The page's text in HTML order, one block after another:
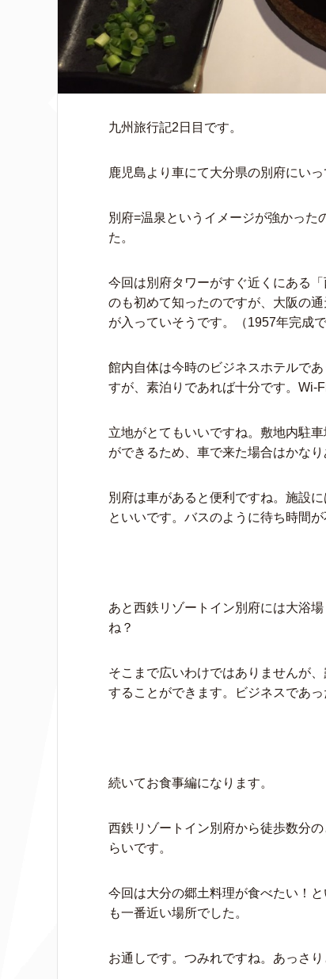
九州旅行記2日目です。
鹿児島より車にて大分県の別府にいっ
別府=温泉というイメージが強かった
た。
今回は別府タワーがすぐ近くにある
のも初めて知ったのですが、大阪の
が入っていそうです。（1957年完成で
館内自体は今時のビジネスホテルで
すが、素泊りであれば十分です。Wi-
立地がとてもいいですね。敷地内駐
ができるため、車で来た場合はかなり
別府は車があると便利ですね。施設
といいです。バスのように待ち時間が
あと西鉄リゾートイン別府には大浴
ね？
そこまで広いわけではありませんが
することができます。ビジネスであ
続いてお食事編になります。
西鉄リゾートイン別府から徒歩数分
らいです。
今回は大分の郷土料理が食べたい！
も一番近い場所でした。
お通しです。つみれですね。あっさ